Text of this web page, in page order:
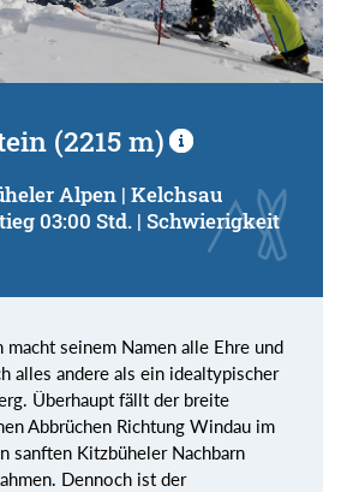
(2215 m)
Alpen | Kelchsau
03:00 Std. | Schwierigkeit
macht seinem Namen alle Ehre und
alles andere als ein idealtypischer
Überhaupt fällt der breite
Abbrüchen Richtung Windau im
sanften Kitzbüheler Nachbarn
Dennoch ist der